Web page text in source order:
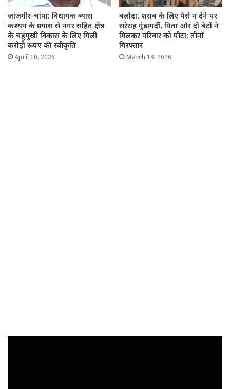
जांजगीर-चांपा: विधायक ब्यास
कश्यप के प्रयास से नगर सहित क्षेत्र
के चहुंमुखी विकास के लिए मिली
करोड़ो रूपए की स्वीकृति
April 10, 2026
बलौदा: शराब के लिए पैसे न देने पर
सरेराह गुंडागर्दी, पिता और दो बेटों ने
मिलकर परिवार को पीटा; तीनों
गिरफ्तार
March 18, 2026